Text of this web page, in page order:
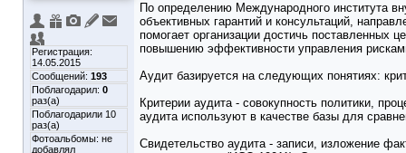
Регистрация:
14.05.2015
Сообщений: 193
Поблагодарил: 0
раз(а)
Поблагодарили 10
раз(а)
Фотоальбомы: не
добавлял
По определению Международного института
объективных гарантий и консультаций,
помогает организации достичь поставленных
повышению эффективности управления
Аудит базируется на следующих понятиях:
Критерии аудита - совокупность политики,
аудита используют в качестве базы для
Свидетельство аудита - записи, изложение